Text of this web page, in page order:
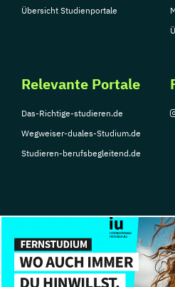
Software Engineering
Soziale Arbeit
Soziale Arbeit
Jugendliche
Sportmanagement
Supply Chain
Tourismusmanagement
Umweltingenieurwesen
Übersicht Studienportale
Relevante Portale
Das-Richtige-studieren.de
Wegweiser-duales-Studium.de
Studieren-berufsbegleitend.de
© Copyright 2026, TarGroup Media GmbH
Impressum
Über